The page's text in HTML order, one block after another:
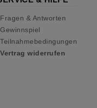
Fragen & Antworten
Gewinnspiel
Teilnahmebedingungen
Vertrag widerrufen